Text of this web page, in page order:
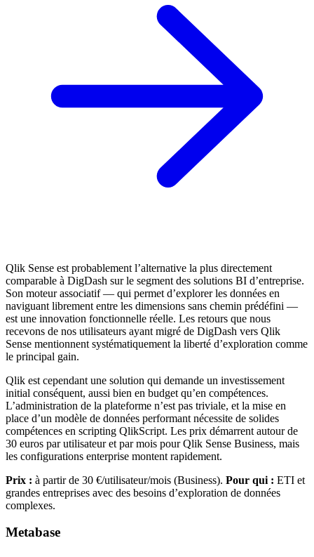
Qlik Sense est probablement l’alternative la plus directement
comparable à DigDash sur le segment des solutions BI d’entreprise.
Son moteur associatif — qui permet d’explorer les données en
naviguant librement entre les dimensions sans chemin prédéfini —
est une innovation fonctionnelle réelle. Les retours que nous
recevons de nos utilisateurs ayant migré de DigDash vers Qlik
Sense mentionnent systématiquement la liberté d’exploration comme
le principal gain.
Qlik est cependant une solution qui demande un investissement
initial conséquent, aussi bien en budget qu’en compétences.
L’administration de la plateforme n’est pas triviale, et la mise en
place d’un modèle de données performant nécessite de solides
compétences en scripting QlikScript. Les prix démarrent autour de
30 euros par utilisateur et par mois pour Qlik Sense Business, mais
les configurations enterprise montent rapidement.
Prix : à partir de 30 €/utilisateur/mois (Business). Pour qui : ETI et
grandes entreprises avec des besoins d’exploration de données
complexes.
Metabase